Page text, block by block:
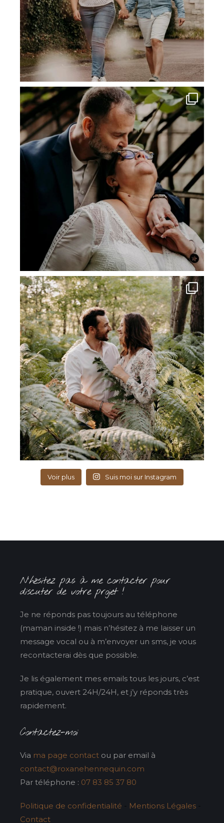
Voir plus Suis moi sur Instagram
N’hésitez pas à me contacter pour
discuter de votre projet !
Je ne réponds pas toujours au téléphone
(maman inside !) mais n’hésitez à me laisser un
message vocal ou à m’envoyer un sms, je vous
recontacterai dès que possible.
Je lis également mes emails tous les jours, c’est
pratique, ouvert 24H/24H, et j’y réponds très
rapidement.
Contactez-moi
Via ma page contact ou par email à
contact@roxanehennequin.com
Par téléphone : 07 83 85 37 80
Politique de confidentialité - Mentions Légales -
Contact